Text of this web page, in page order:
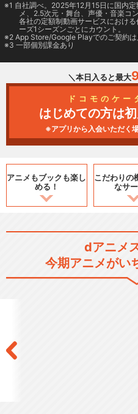
1 自社調べ。2025年12月15日に国内
メ、2.5次元・舞台、声優・音楽コ
各社の定額制動画サービスにおけ
ーズ1シーズンごとにカウント。
2 App Store/Google Playでのご契約
3 一部個別課金あり
＼本日入ると最大
ドコモのケー
はじめての方は
※アプリから入会いただく
アニメもブックも楽し
める！
こだわりの
なサ
dアニメ
今期アニメがい